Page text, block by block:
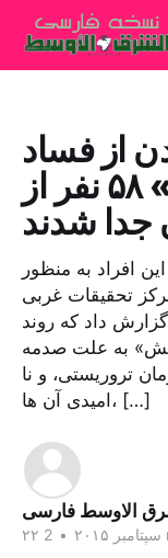
از فساد
رهبران «داعش» ۵۸ نفر از
جدا شدند
افراد به منظور
تحقیقات غربی
داد که روند
به علت صدمه
تروریستی، و نا
امیدی آن ها، […]
الاوسط فارسی
۲۲ سپتامبر ۲۰۱۵ •